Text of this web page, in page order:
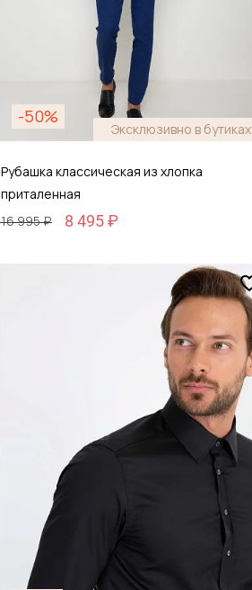
-50%
Эксклюзивно в бутиках
Рубашка классическая из хлопка
приталенная
16 995 ₽
8 495 ₽
Добавить в корзину